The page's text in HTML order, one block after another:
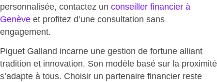
personnalisée, contactez un conseiller financier à
Genève et profitez d’une consultation sans
engagement.
Piguet Galland incarne une gestion de fortune alliant
tradition et innovation. Son modèle basé sur la proximité
s’adapte à tous. Choisir un partenaire financier reste